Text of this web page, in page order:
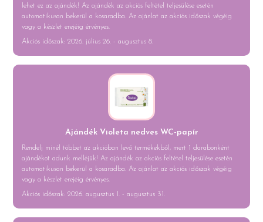
lehet ez az ajándék! Az ajándék az akciós feltétel teljesülése esetén
automatikusan bekerül a kosaradba. Az ajánlat az akciós időszak végéig
vagy a készlet erejéig érvényes.
Akciós időszak: 2026. július 26. - augusztus 8.
Ajándék Violeta nedves WC-papír
Rendelj minél többet az akcióban levő termékekből, mert 1 darabonként
ajándékot adunk melléjük! Az ajándék az akciós feltétel teljesülése esetén
automatikusan bekerül a kosaradba. Az ajánlat az akciós időszak végéig
vagy a készlet erejéig érvényes.
Akciós időszak: 2026. augusztus 1. - augusztus 31.